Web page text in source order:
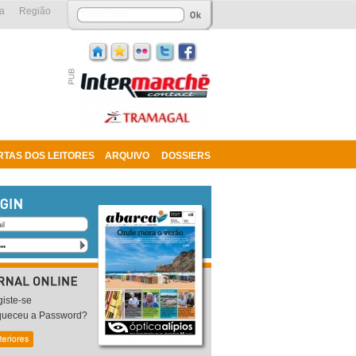
DOS LEITORES ARQUIVO DOSSIERS
Região
se
a Password?